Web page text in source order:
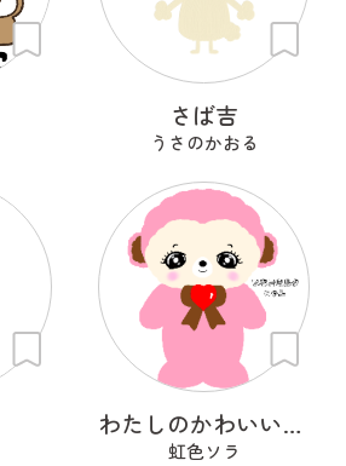
さば吉
うさのかおる
わたしのかわいいせかい
虹色ソラ